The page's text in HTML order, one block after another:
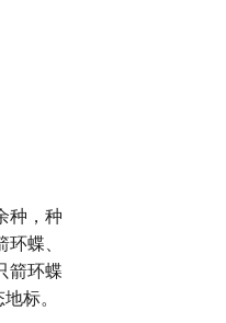
种，种
蝶、
箭环蝶
标。